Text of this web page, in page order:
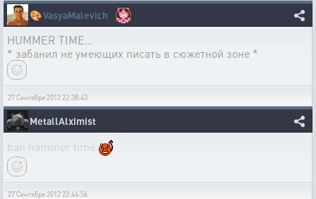
🎨VasyaMalevich
HUMMER TIME...
* забанил не умеющих писать в сюжетной зоне *
27 Сентября 2012 22:38:43
MetallAlximist
ban hammer time
27 Сентября 2012 22:44:56